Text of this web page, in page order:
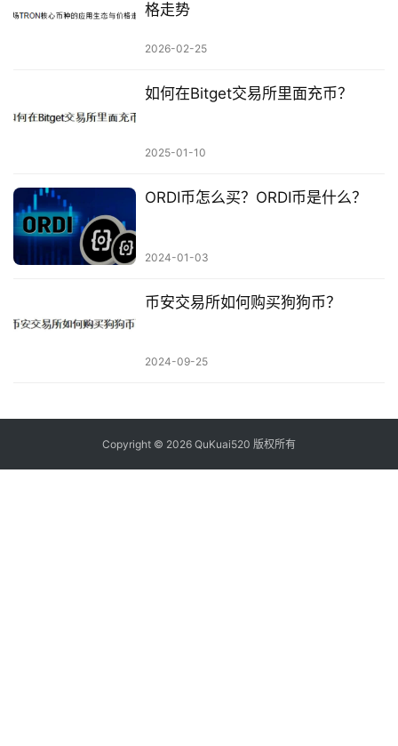
格走势
2026-02-25
如何在Bitget交易所里面充币？
2025-01-10
ORDI币怎么买？ORDI币是什么？
2024-01-03
币安交易所如何购买狗狗币？
2024-09-25
Copyright © 2026 QuKuai520 版权所有